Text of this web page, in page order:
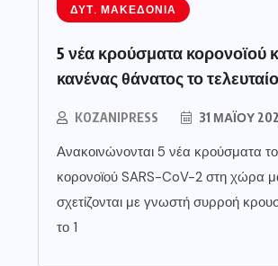
ΔΥΤ. ΜΑΚΕΔΟΝΊΑ
5 νέα κρούσματα κορονοϊού
κανένας θάνατος το
KOZANIPRESS 31 ΜΑΪ́ΟΥ
Ανακοινώνονται 5 νέα κρούσματα
κορονοϊού SARS-CoV-2 στη χώρα
σχετίζονται με γνωστή συρροή
το 1